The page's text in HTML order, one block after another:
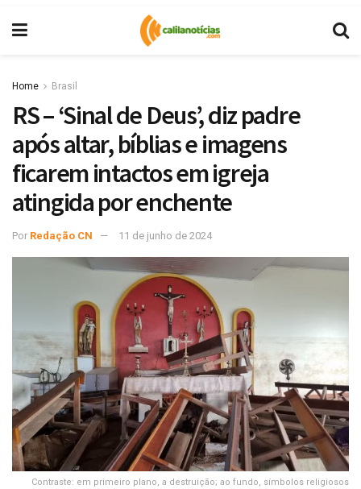
Home Brasil
RS – ‘Sinal de Deus’, diz padre
após altar, bíblias e imagens
ficarem intactos em igreja
atingida por enchente
Por Redação CN 11 de junho de 2024
Contraste: em primeiro plano, a destruição; ao fundo, símbolos religiosos